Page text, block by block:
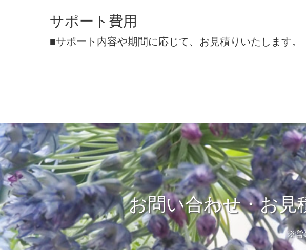
サポート費用
■サポート内容や期間に応じて、お見積りいたします。
お問い合わせ・お見
※営